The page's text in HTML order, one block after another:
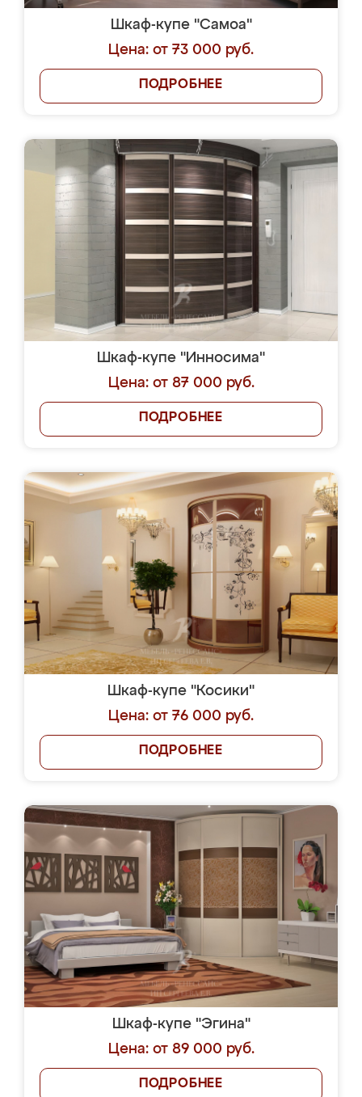
Шкаф-купе "Самоа"
Цена: от 73 000 руб.
ПОДРОБНЕЕ
Шкаф-купе "Инносима"
Цена: от 87 000 руб.
ПОДРОБНЕЕ
Шкаф-купе "Косики"
Цена: от 76 000 руб.
ПОДРОБНЕЕ
Шкаф-купе "Эгина"
Цена: от 89 000 руб.
ПОДРОБНЕЕ